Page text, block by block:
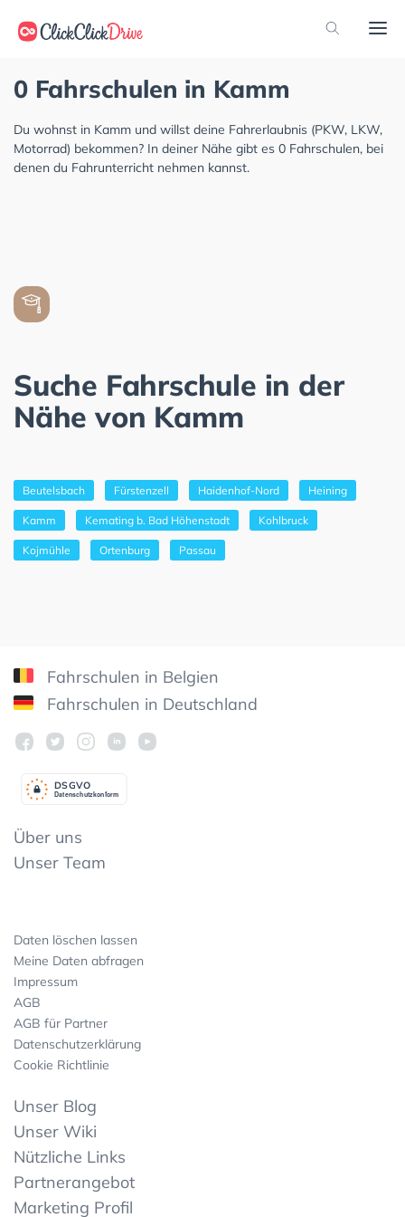
0 Fahrschulen in Kamm
Du wohnst in Kamm und willst deine Fahrerlaubnis (PKW, LKW,
Motorrad) bekommen? In deiner Nähe gibt es 0 Fahrschulen, bei
denen du Fahrunterricht nehmen kannst.
Suche Fahrschule in der
Nähe von Kamm
Beutelsbach Fürstenzell Haidenhof-Nord Heining
Kamm Kemating b. Bad Höhenstadt Kohlbruck
Kojmühle Ortenburg Passau
Fahrschulen in Belgien
Fahrschulen in Deutschland
Datenschutzkonform
DSGVO
Über uns
Unser Team
Daten löschen lassen
Meine Daten abfragen
Impressum
AGB
AGB für Partner
Datenschutzerklärung
Cookie Richtlinie
Unser Blog
Unser Wiki
Nützliche Links
Partnerangebot
Marketing Profil